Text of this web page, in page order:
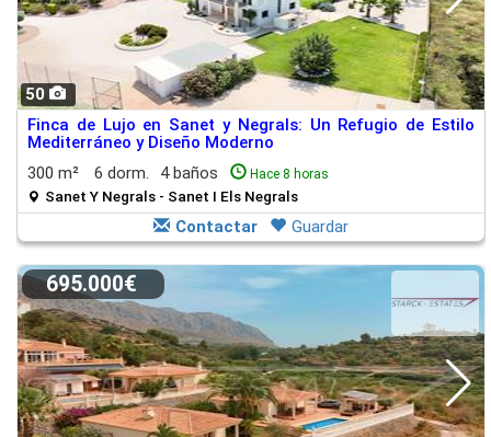
50
Finca de Lujo en Sanet y Negrals: Un Refugio de Estilo
Mediterráneo y Diseño Moderno
300 m²
6 dorm. 4 baños Hace 8 horas
Sanet Y Negrals - Sanet I Els Negrals
Contactar Guardar
695.000€